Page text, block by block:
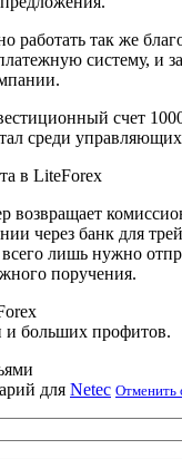
работать так же
систему, и
счет
среди
возвращает
через банк для
лишь нужно
поручения.
и больших профитов.
для Netec Отменить